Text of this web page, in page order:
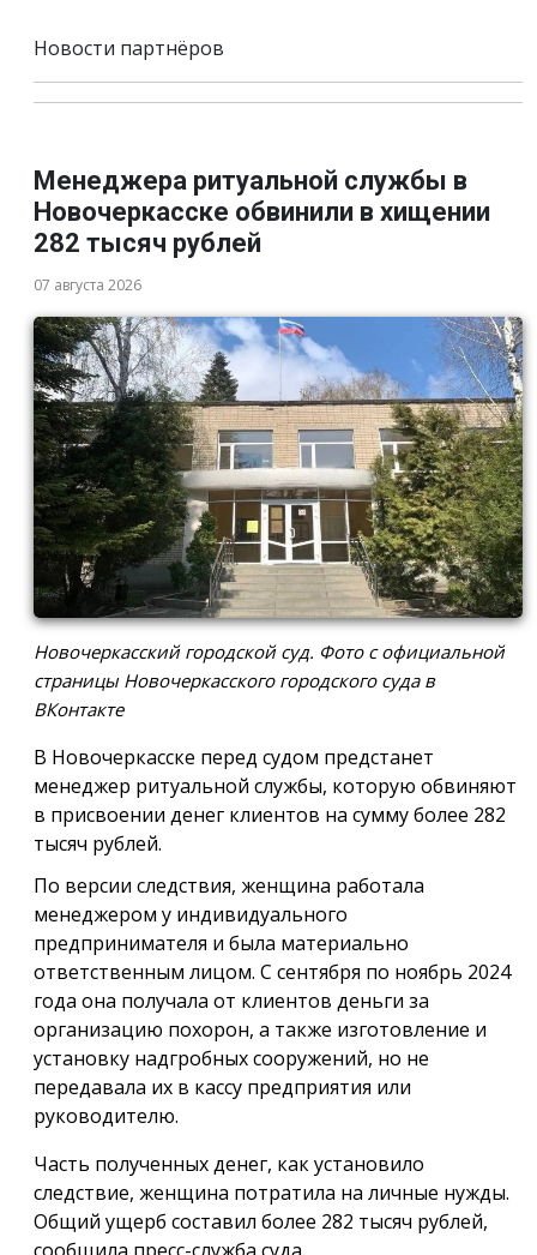
Новости партнёров
Менеджера ритуальной службы в
Новочеркасске обвинили в хищении
282 тысяч рублей
07 августа 2026
Новочеркасский городской суд. Фото с официальной
страницы Новочеркасского городского суда в
ВКонтакте
В Новочеркасске перед судом предстанет
менеджер ритуальной службы, которую обвиняют
в присвоении денег клиентов на сумму более 282
тысяч рублей.
По версии следствия, женщина работала
менеджером у индивидуального
предпринимателя и была материально
ответственным лицом. С сентября по ноябрь 2024
года она получала от клиентов деньги за
организацию похорон, а также изготовление и
установку надгробных сооружений, но не
передавала их в кассу предприятия или
руководителю.
Часть полученных денег, как установило
следствие, женщина потратила на личные нужды.
Общий ущерб составил более 282 тысяч рублей,